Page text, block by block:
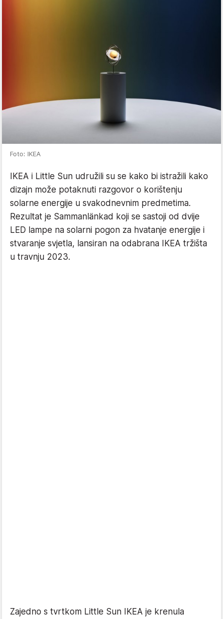
Foto: IKEA
IKEA i Little Sun udružili su se kako bi istražili kako
dizajn može potaknuti razgovor o korištenju
solarne energije u svakodnevnim predmetima.
Rezultat je Sammanlänkad koji se sastoji od dvije
LED lampe na solarni pogon za hvatanje energije i
stvaranje svjetla, lansiran na odabrana IKEA tržišta
u travnju 2023.
Zajedno s tvrtkom Little Sun IKEA je krenula